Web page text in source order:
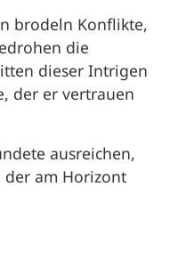
brodeln Konflikte,
die
dieser Intrigen
der er vertrauen
ausreichen,
der am Horizont